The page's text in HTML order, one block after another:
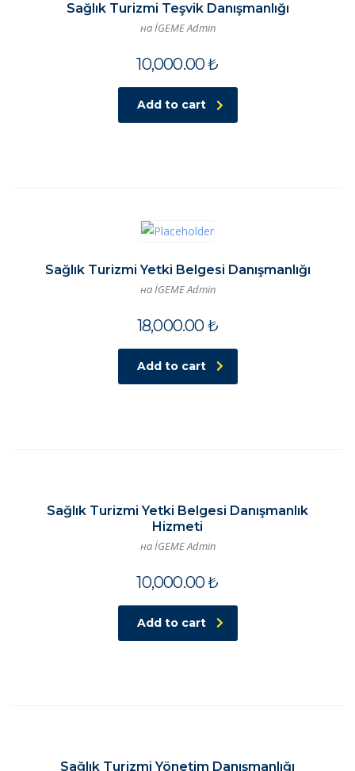
Sağlık Turizmi Teşvik Danışmanlığı
на İGEME Admin
10,000.00₺
Add to cart
Sağlık Turizmi Yetki Belgesi Danışmanlığı
на İGEME Admin
18,000.00₺
Add to cart
Sağlık Turizmi Yetki Belgesi Danışmanlık
Hizmeti
на İGEME Admin
10,000.00₺
Add to cart
Sağlık Turizmi Yönetim Danışmanlığı